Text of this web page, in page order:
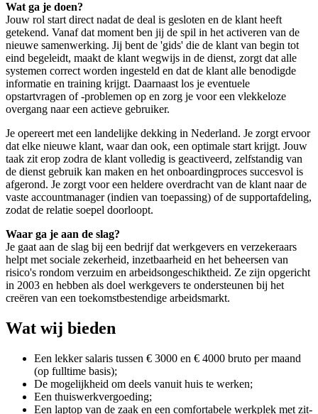
Wat ga je doen?
Jouw rol start direct nadat de deal is gesloten en de klant heeft
getekend. Vanaf dat moment ben jij de spil in het activeren van de
nieuwe samenwerking. Jij bent de 'gids' die de klant van begin tot
eind begeleidt, maakt de klant wegwijs in de dienst, zorgt dat alle
systemen correct worden ingesteld en dat de klant alle benodigde
informatie en training krijgt. Daarnaast los je eventuele
opstartvragen of -problemen op en zorg je voor een vlekkeloze
overgang naar een actieve gebruiker.
Je opereert met een landelijke dekking in Nederland. Je zorgt ervoor
dat elke nieuwe klant, waar dan ook, een optimale start krijgt. Jouw
taak zit erop zodra de klant volledig is geactiveerd, zelfstandig van
de dienst gebruik kan maken en het onboardingproces succesvol is
afgerond. Je zorgt voor een heldere overdracht van de klant naar de
vaste accountmanager (indien van toepassing) of de supportafdeling,
zodat de relatie soepel doorloopt.
Waar ga je aan de slag?
Je gaat aan de slag bij een bedrijf dat werkgevers en verzekeraars
helpt met sociale zekerheid, inzetbaarheid en het beheersen van
risico's rondom verzuim en arbeidsongeschiktheid. Ze zijn opgericht
in 2003 en hebben als doel werkgevers te ondersteunen bij het
creëren van een toekomstbestendige arbeidsmarkt.
Wat wij bieden
Een lekker salaris tussen € 3000 en € 4000 bruto per maand
(op fulltime basis);
De mogelijkheid om deels vanuit huis te werken;
Een thuiswerkvergoeding;
Een laptop van de zaak en een comfortabele werkplek met zit-